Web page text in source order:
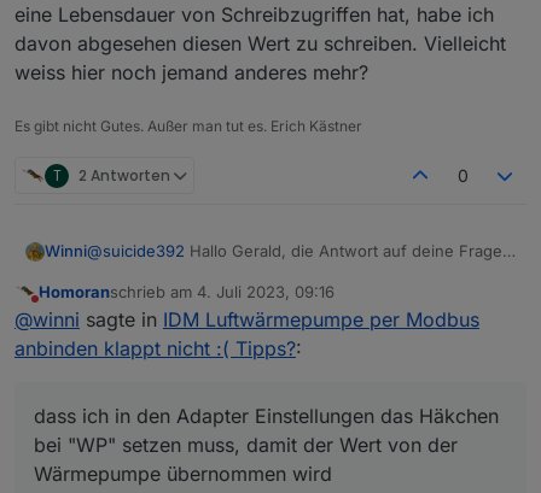
eine Lebensdauer von Schreibzugriffen hat, habe ich
davon abgesehen diesen Wert zu schreiben. Vielleicht
weiss hier noch jemand anderes mehr?
Es gibt nicht Gutes. Außer man tut es. Erich Kästner
T 2 Antworten 0
Winni@suicide392 Hallo Gerald, die Antwort auf deine Frage
richtige Datenpunkt wäre bei mir der:
*1034 UCHAR RW Warmwasserladung
Ausschalttemperatur
Ich habe aber damit das Problem, dass ich in den
Adapter Einstellungen das Häkchen bei "WP" setzen
übernommen wird. WP bedeutet wohl, dass der Wert
zyklisch geschrieben wird, wie oft weiss ich nicht. Da
dieser Parameter in einem EPROM steht und dieser nur
eine Lebensdauer von Schreibzugriffen hat, habe ich
Nicht stören
Homoranschrieb am 4. Juli 2023, 09:16
zuletzt editiert von
@winni sagte in IDM Luftwärmepumpe per Modbus
anbinden klappt nicht :( Tipps?:
dass ich in den Adapter Einstellungen das Häkchen
bei "WP" setzen muss, damit der Wert von der
Wärmepumpe übernommen wird